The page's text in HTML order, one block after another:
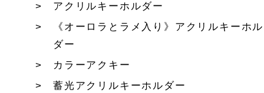
アクリルキーホルダー
《オーロラとラメ入り》アクリルキーホル
ダー
カラーアクキー
蓄光アクリルキーホルダー